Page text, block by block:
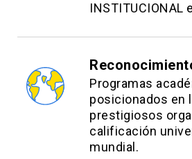
INSTITUCIONAL
Programas
posicionados en
prestigiosos
calificación
mundial.